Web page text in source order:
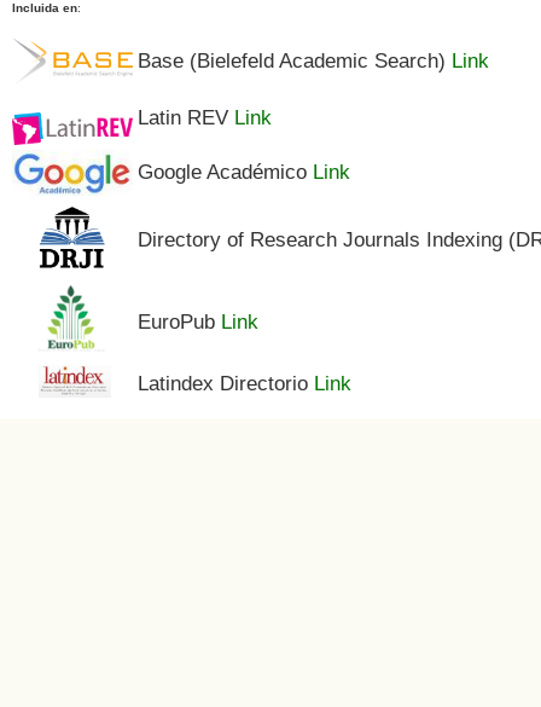
Incluida en:
Base (Bielefeld Academic Search) Link
Latin REV Link
Google Académico Link
Directory of Research Journals Indexing
EuroPub Link
Latindex Directorio Link